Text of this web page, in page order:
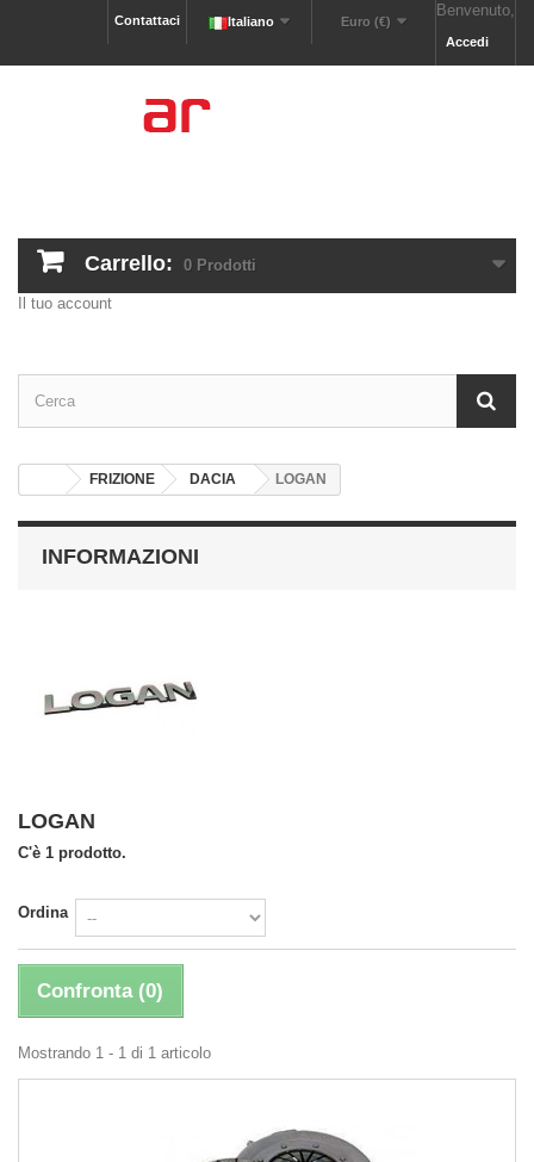
Benvenuto,
Accedi
Euro (€)
Italiano
Contattaci
Carrello: 0 Prodotti
Il tuo account
FRIZIONE DACIA LOGAN
INFORMAZIONI
LOGAN
C'è 1 prodotto.
Ordina
Confronta (0)
Mostrando 1 - 1 di 1 articolo